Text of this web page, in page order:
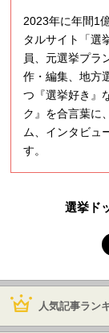
2023年に年間1
タルサイト「選
員、元選挙プラ
作・編集、地方
つ『選挙好き』
ク』を合言葉に
ム、インタビュ
す。
選挙ド
人気記事ラン